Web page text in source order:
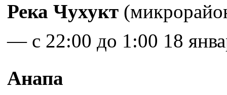
Река Чухукт
— с 22:00 до 1:00 18
Анапа